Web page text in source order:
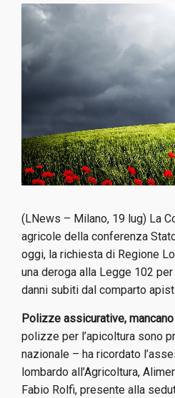
(LNews – Milano, 19 lug) La
agricole della conferenza
oggi, la richiesta di Regione
una deroga alla Legge 102
danni subiti dal comparto
Polizze assicurative,
polizze per l’apicoltura sono
nazionale – ha ricordato
lombardo all’Agricoltura,
Fabio Rolfi, presente alla